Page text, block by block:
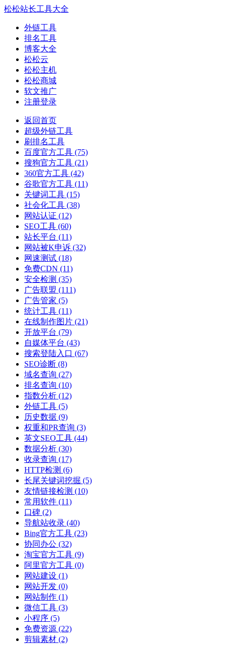
松松站长工具大全
外链工具
排名工具
博客大全
松松云
松松主机
松松商城
软文推广
注册登录
返回首页
超级外链工具
刷排名工具
百度官方工具 (75)
搜狗官方工具 (21)
360官方工具 (42)
谷歌官方工具 (11)
关键词工具 (15)
社会化工具 (38)
网站认证 (12)
SEO工具 (60)
站长平台 (11)
网站被K申诉 (32)
网速测试 (18)
免费CDN (11)
安全检测 (35)
广告联盟 (111)
广告管家 (5)
统计工具 (11)
在线制作图片 (21)
开放平台 (79)
自媒体平台 (43)
搜索登陆入口 (67)
SEO诊断 (8)
域名查询 (27)
排名查询 (10)
指数分析 (12)
外链工具 (5)
历史数据 (9)
权重和PR查询 (3)
英文SEO工具 (44)
数据分析 (30)
收录查询 (17)
HTTP检测 (6)
长尾关键词挖掘 (5)
友情链接检测 (10)
常用软件 (11)
口碑 (2)
导航站收录 (40)
Bing官方工具 (23)
协同办公 (32)
淘宝官方工具 (9)
阿里官方工具 (0)
网站建设 (1)
网站开发 (0)
网站制作 (1)
微信工具 (3)
小程序 (5)
免费资源 (22)
剪辑素材 (2)